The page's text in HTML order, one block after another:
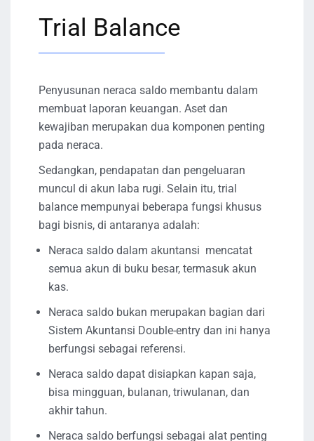
Trial Balance
Penyusunan neraca saldo membantu dalam
membuat laporan keuangan. Aset dan
kewajiban merupakan dua komponen penting
pada neraca.
Sedangkan, pendapatan dan pengeluaran
muncul di akun laba rugi. Selain itu, trial
balance mempunyai beberapa fungsi khusus
bagi bisnis, di antaranya adalah:
Neraca saldo dalam akuntansi mencatat
semua akun di buku besar, termasuk akun
kas.
Neraca saldo bukan merupakan bagian dari
Sistem Akuntansi Double-entry dan ini hanya
berfungsi sebagai referensi.
Neraca saldo dapat disiapkan kapan saja,
bisa mingguan, bulanan, triwulanan, dan
akhir tahun.
Neraca saldo berfungsi sebagai alat penting